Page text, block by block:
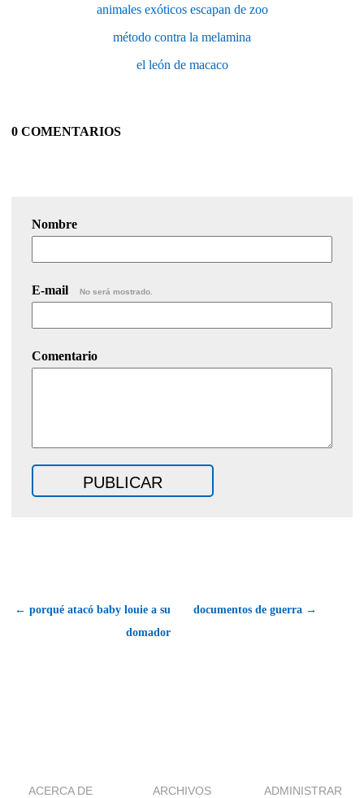
animales exóticos escapan de zoo
método contra la melamina
el león de macaco
0 COMENTARIOS
Nombre
E-mail No será mostrado.
Comentario
← porqué atacó baby louie a su
domador
documentos de guerra →
ACERCA DE ARCHIVOS ADMINISTRAR